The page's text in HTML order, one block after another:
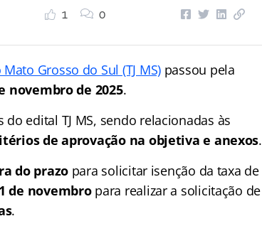
1 0
Grosso do Sul (TJ MS) passou pela
novembro de 2025.
edital TJ MS, sendo relacionadas às
de aprovação na objetiva e anexos.
do prazo para solicitar isenção da taxa de
de novembropara realizar a solicitação de
.